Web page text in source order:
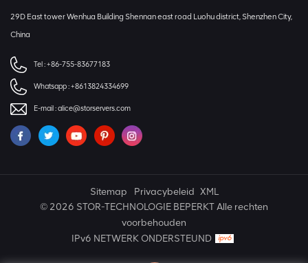
29D East tower Wenhua Building Shennan east road Luohu district, Shenzhen City,
China
Tel :+86-755-83677183
Whatsapp :+8613824334699
E-mail :alice@storservers.com
Sitemap Privacybeleid XML
© 2026 STOR-TECHNOLOGIE BEPERKT Alle rechten
voorbehouden
IPv6 NETWERK ONDERSTEUND